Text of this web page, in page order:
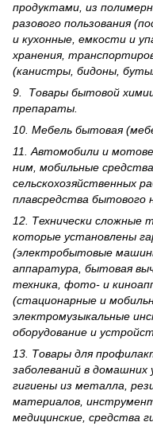
продуктами, из
разового пользования
и кухонные, емкости и
хранения,
(канистры, бидоны,
9. Товары бытовой
препараты.
10. Мебель бытовая
11. Автомобили и
ним, мобильные
сельскохозяйственных
плавсредства бытового
12. Технически сложные
которые установлены
(электробытовые
аппаратура, бытовая
техника, фото- и
(стационарные и
электрому­зыкальные
оборудование и
13. Товары для
заболеваний в
гигиены из металла,
материалов,
медицинские, средства